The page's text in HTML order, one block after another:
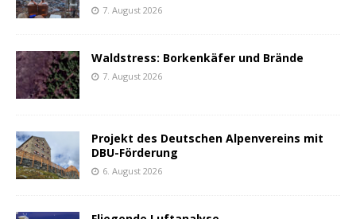
7. August 2026
Waldstress: Borkenkäfer und Brände
7. August 2026
Projekt des Deutschen Alpenvereins mit
DBU-Förderung
6. August 2026